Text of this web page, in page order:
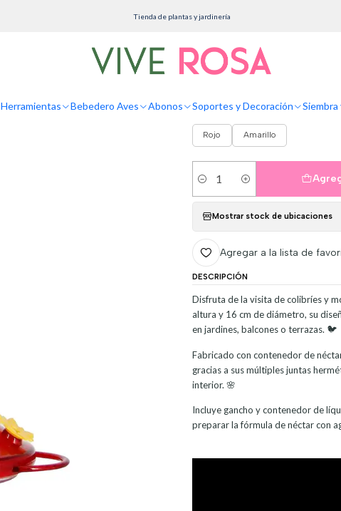
Herramientas Bebedero Aves Abonos Soportes y Decoración
Tienda de plantas y jardinería
Bebedero Colibríes Aves Colgante En Vidrio x5 Flores
Bebedero
Rojo Amarillo
Cantidad
Mostrar stock de ubicaciones
Agregar a la lista de
DESCRIPCIÓN
Disfruta de la visita de colibríes y
altura y 16 cm de diámetro, su
en jardines, balcones o terrazas. 🐦
Fabricado con contenedor de
gracias a sus múltiples juntas
interior. 🌸
Incluye gancho y contenedor de
preparar la fórmula de néctar con